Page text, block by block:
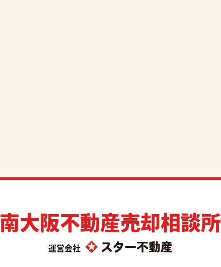
南大阪不動産売却相談所
運営会社